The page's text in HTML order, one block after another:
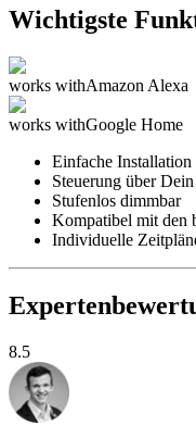
Wichtigste
works withAmazon Alexa
works withGoogle Home
Einfache Installation
Steuerung über
Stufenlos dimmbar
Kompatibel mit den
Individuelle
8.5